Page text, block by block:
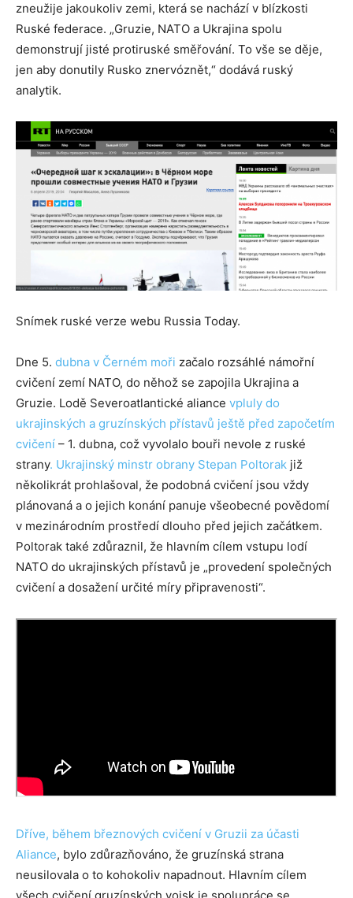
zneužije jakoukoliv zemi, která se nachází v blízkosti
Ruské federace. „Gruzie, NATO a Ukrajina spolu
demonstrují jisté protiruské směřování. To vše se děje,
jen aby donutily Rusko znervóznět,“ dodává ruský
analytik.
Snímek ruské verze webu Russia Today.
Dne 5. dubna v Černém moři začalo rozsáhlé námořní
cvičení zemí NATO, do něhož se zapojila Ukrajina a
Gruzie. Lodě Severoatlantické aliance vpluly do
ukrajinských a gruzínských přístavů ještě před započetím
cvičení – 1. dubna, což vyvolalo bouři nevole z ruské
strany. Ukrajinský minstr obrany Stepan Poltorak již
několikrát prohlašoval, že podobná cvičení jsou vždy
plánovaná a o jejich konání panuje všeobecné povědomí
v mezinárodním prostředí dlouho před jejich začátkem.
Poltorak také zdůraznil, že hlavním cílem vstupu lodí
NATO do ukrajinských přístavů je „provedení společných
cvičení a dosažení určité míry připravenosti“.
Dříve, během březnových cvičení v Gruzii za účasti
Aliance, bylo zdůrazňováno, že gruzínská strana
neusilovala o to kohokoliv napadnout. Hlavním cílem